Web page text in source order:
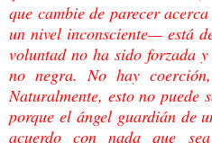
que cambie de parecer
un nivel inconsciente— está
voluntad no ha sido forzada
no negra. No hay
Naturalmente, esto no puede
porque el ángel guardián de
acuerdo connada que